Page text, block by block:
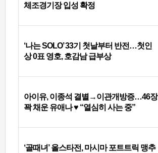
체조경기장 입성 확정
‘나는 SOLO’ 33기 첫날부터 반전…첫인
상 0표 영호, 호감남 급부상
아이유, 이종석 결별→이관개방증…46장
꽉 채운 유애나 ♥ “열심히 사는 중”
‘골때녀’ 올스타전, 마시마 포트트릭 맹추